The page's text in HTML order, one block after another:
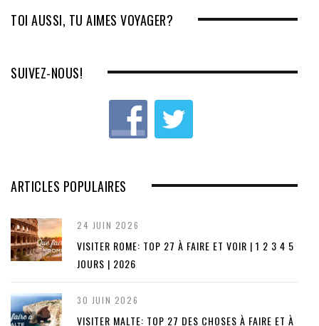
i
t
TOI AUSSI, TU AIMES VOYAGER?
SUIVEZ-NOUS!
ARTICLES POPULAIRES
24 JUIN 2026
VISITER ROME: TOP 27 À FAIRE ET VOIR | 1 2 3 4 5
JOURS | 2026
30 JUIN 2026
VISITER MALTE: TOP 27 DES CHOSES À FAIRE ET À